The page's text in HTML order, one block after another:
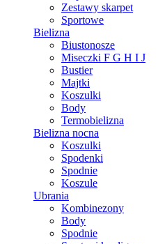
Zestawy skarpet
Sportowe
Bielizna
Biustonosze
Miseczki F G H I J
Bustier
Majtki
Koszulki
Body
Termobielizna
Bielizna nocna
Koszulki
Spodenki
Spodnie
Koszule
Ubrania
Kombinezony
Body
Spodnie